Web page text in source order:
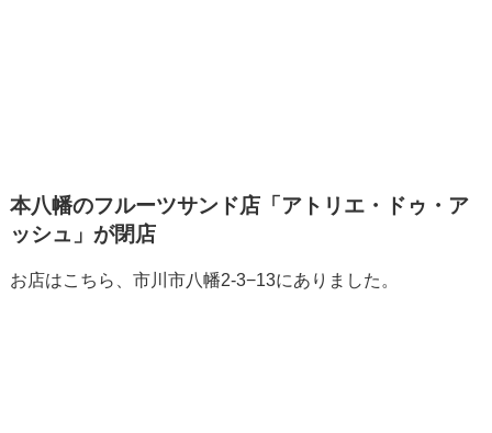
本八幡のフルーツサンド店「アトリエ・ドゥ・ア
ッシュ」が閉店
お店はこちら、市川市八幡2-3−13にありました。